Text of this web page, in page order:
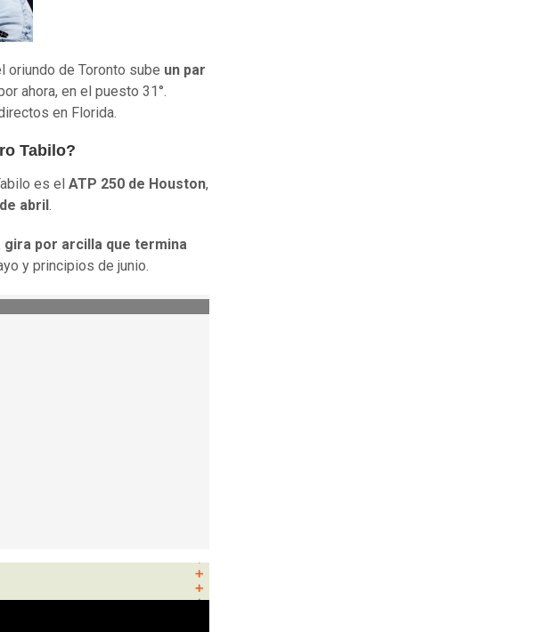
oriundo de Toronto sube un par
ahora, en el puesto 31°.
en Florida.
Tabilo?
es el ATP 250 de Houston,
abril .
gira por arcilla que termina
y principios de junio.